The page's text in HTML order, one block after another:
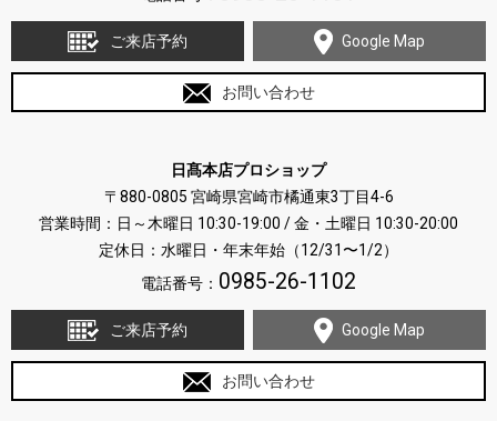
ご来店予約 Google Map
お問い合わせ
日髙本店プロショップ
〒880-0805 宮崎県宮崎市橘通東3丁目4-6
営業時間：日～木曜日 10:30-19:00 / 金・土曜日 10:30-20:00
定休日：水曜日・年末年始（12/31〜1/2）
電話番号： 0985-26-1102
ご来店予約 Google Map
お問い合わせ